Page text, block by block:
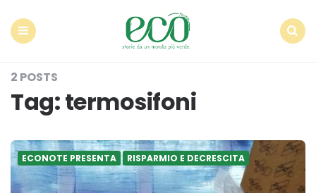
2 POSTS
Tag:termosifoni
ECONOTE PRESENTA RISPARMIO E DECRESCITA